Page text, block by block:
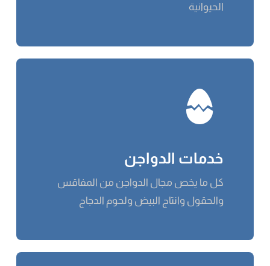
الحيوانية
خدمات الدواجن
كل ما يخص مجال الدواجن من المفاقس
والحقول وانتاج البيض ولحوم الدجاج